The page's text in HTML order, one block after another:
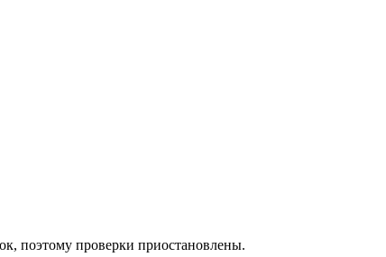
поэтому проверки приостановлены.